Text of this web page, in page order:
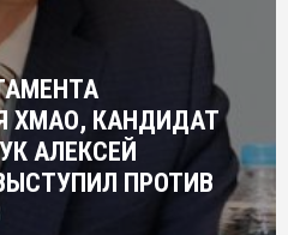
ХМАО, КАНДИДАТ
АЛЕКСЕЙ
ПРОТИВ